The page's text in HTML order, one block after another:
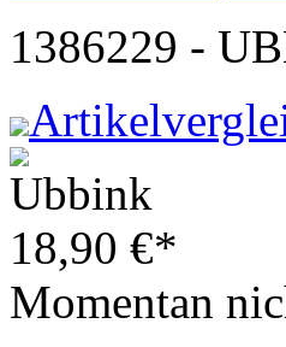
1386229 -
18,90 €*
Momentan